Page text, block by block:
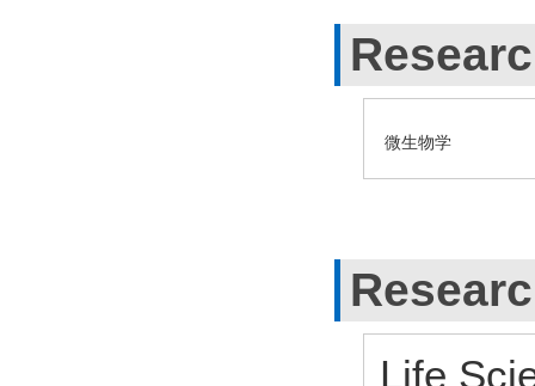
微生物学
Life